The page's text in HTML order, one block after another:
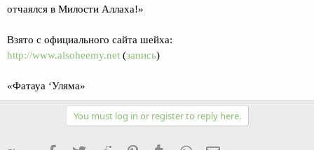
отчаялся в Милости Аллаха!»
Взято с официального сайта шейха:
http://www.alsoheemy.net (запись)
«Фатауа ‘Уляма»
You must log in or register to reply here.